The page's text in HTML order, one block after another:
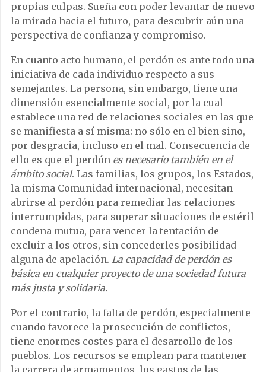
propias culpas. Sueña con poder levantar de nuevo
la mirada hacia el futuro, para descubrir aún una
perspectiva de confianza y compromiso.
En cuanto acto humano, el perdón es ante todo una
iniciativa de cada individuo respecto a sus
semejantes. La persona, sin embargo, tiene una
dimensión esencialmente social, por la cual
establece una red de relaciones sociales en las que
se manifiesta a sí misma: no sólo en el bien sino,
por desgracia, incluso en el mal. Consecuencia de
ello es que el perdón es necesario también en el
ámbito social. Las familias, los grupos, los Estados,
la misma Comunidad internacional, necesitan
abrirse al perdón para remediar las relaciones
interrumpidas, para superar situaciones de estéril
condena mutua, para vencer la tentación de
excluir a los otros, sin concederles posibilidad
alguna de apelación. La capacidad de perdón es
básica en cualquier proyecto de una sociedad futura
más justa y solidaria.
Por el contrario, la falta de perdón, especialmente
cuando favorece la prosecución de conflictos,
tiene enormes costes para el desarrollo de los
pueblos. Los recursos se emplean para mantener